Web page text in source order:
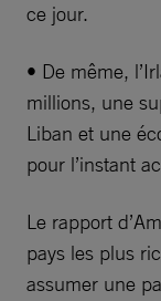
ce jour.
• De même,
millions, une
Liban et une
pour l’instant
Le rapport
pays les plus
assumer une